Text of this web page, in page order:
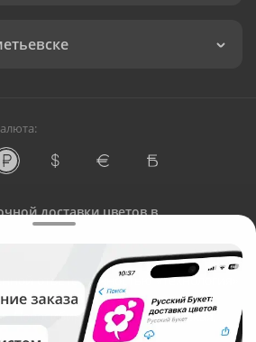
доставки цветов в
ответственностью «Технология»
ИНН: 5410081997
Новосибирск, ул. Ипподромская,